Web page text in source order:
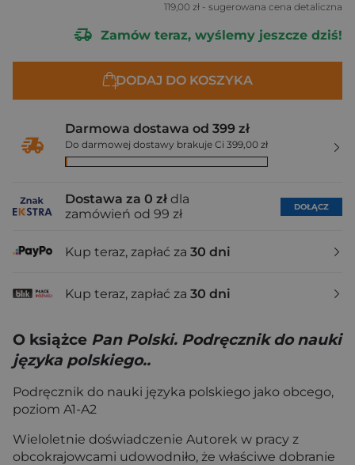
119,00 zł - sugerowana cena detaliczna
Zamów teraz, wyślemy jeszcze dziś!
DODAJ DO KOSZYKA
Darmowa dostawa od 399 zł
Do darmowej dostawy brakuje Ci 399,00 zł
Dostawa za 0 zł dla
zamówień od 99 zł
DOŁĄCZ
Kup teraz, zapłać za 30 dni
Kup teraz, zapłać za 30 dni
O książce Pan Polski. Podręcznik do nauki
języka polskiego..
Podręcznik do nauki języka polskiego jako obcego,
poziom A1-A2
Wieloletnie doświadczenie Autorek w pracy z
obcokrajowcami udowodniło, że właściwe dobranie